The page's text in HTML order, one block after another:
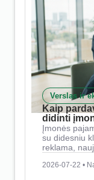
Verslas ir
Kaip
didinti
Įmonės
su didesniu
reklama,
2026-07-22 •